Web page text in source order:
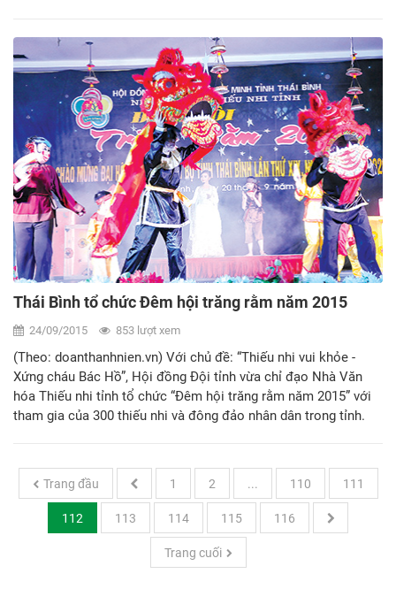
Thái Bình tổ chức Đêm hội trăng rằm năm 2015
24/09/2015 853 lượt xem
(Theo: doanthanhnien.vn) Với chủ đề: “Thiếu nhi vui khỏe -
Xứng cháu Bác Hồ”, Hội đồng Đội tỉnh vừa chỉ đạo Nhà Văn
hóa Thiếu nhi tỉnh tổ chức “Đêm hội trăng rằm năm 2015” với
tham gia của 300 thiếu nhi và đông đảo nhân dân trong tỉnh.
Trang đầu 1 2 ... 110 111
112 113 114 115 116
Trang cuối